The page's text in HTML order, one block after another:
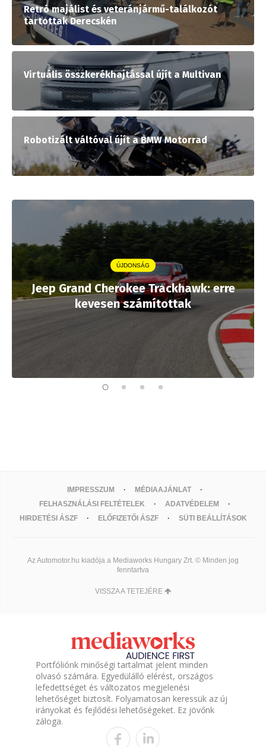
Retró majálist és veteránjármű-találkozót
tartottak Derecskén
Virtuális összkerékhajtással újít a Multivan
Robotizált váltóval újít a BMW Motorrad
ÚJDONSÁG
Jeep Grand Cherokee Trackhawk: erre
kevesen számítottak
IMPRESSZUM
MÉDIAAJÁNLAT
FELHASZNÁLÁSI FELTÉTELEK
ADATVÉDELEM
HIRDETÉSI ÁSZF
ELŐFIZETŐI ÁSZF SÜTI BEÁLLÍTÁSOK
Az Automotor.hu kiadója a Mediaworks Hungary Zrt. © Minden jog
fenntartva
VISSZA A TETEJÉRE
Portfóliónk minőségi tartalmat jelent minden
olvasó számára. Egyedülálló elérést, országos
lefedettséget és változatos megjelenési
lehetőséget biztosít. Folyamatosan keressük az új
irányokat és fejlődési lehetőségeket. Ez jövőnk
záloga.